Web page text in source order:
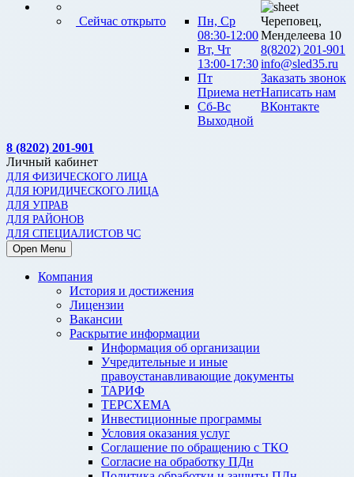
Сейчас открыто
Пн, Ср
08:30-12:00
Вт, Чт
13:00-17:30
Пт
Приема нет
Сб-Вс
Выходной
Череповец,
Менделеева 10
8(8202) 201-901
info@sled35.ru
Заказать звонок
Написать нам
ВКонтакте
8 (8202) 201-901
Личный кабинет
ДЛЯ ФИЗИЧЕСКОГО ЛИЦА
ДЛЯ ЮРИДИЧЕСКОГО ЛИЦА
ДЛЯ УПРАВ
ДЛЯ РАЙОНОВ
ДЛЯ СПЕЦИАЛИСТОВ ЧС
Open Menu
Компания
История и достижения
Лицензии
Вакансии
Раскрытие информации
Информация об организации
Учредительные и иные
правоустанавливающие документы
ТАРИФ
ТЕРСХЕМА
Инвестиционные программы
Условия оказания услуг
Соглашение по обращению с ТКО
Согласие на обработку ПДн